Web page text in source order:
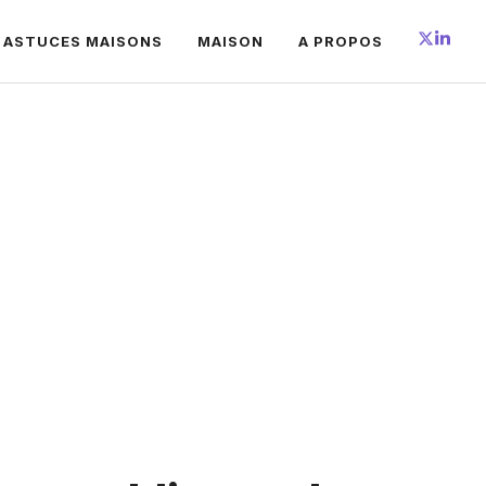
ASTUCES MAISONS MAISON A PROPOS